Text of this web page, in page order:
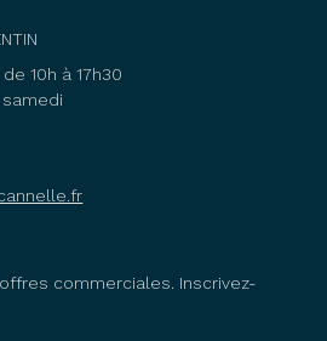
10h à 17h30
commerciales. Inscrivez-